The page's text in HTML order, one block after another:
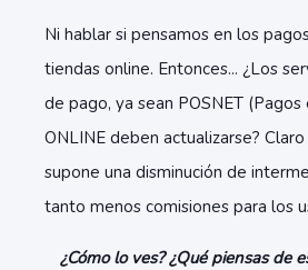
Ni hablar si pensamos en los
tiendas online. Entonces... ¿Los
de pago, ya sean POSNET (Pagos
ONLINE deben actualizarse?
supone una disminución de
tanto menos comisiones para los
¿Cómo lo ves? ¿Qué piensas de